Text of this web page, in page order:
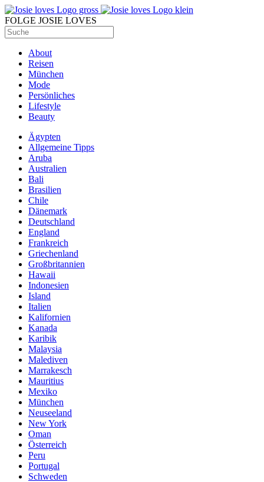
FOLGE JOSIE LOVES
About
Reisen
München
Mode
Persönliches
Lifestyle
Beauty
Ägypten
Allgemeine Tipps
Aruba
Australien
Bali
Brasilien
Chile
Dänemark
Deutschland
England
Frankreich
Griechenland
Großbritannien
Hawaii
Indonesien
Island
Italien
Kalifornien
Kanada
Karibik
Malaysia
Malediven
Marrakesch
Mauritius
Mexiko
München
Neuseeland
New York
Oman
Österreich
Peru
Portugal
Schweden